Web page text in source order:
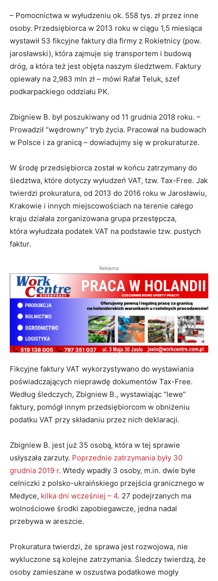
– Pomocnictwa w wyłudzeniu ok. 558 tys. zł przez inne
osoby. Przedsiębiorca w 2013 roku w ciągu 1,5 miesiąca
wystawił 53 fikcyjne faktury dla firmy z Rokietnicy (pow.
jarosławski), która zajmuje się transportem i budową
dróg, a która też jest objęta naszym śledztwem. Faktury
opiewały na 2,983 mln zł – mówi Rafał Teluk, szef
podkarpackiego oddziału PK.
Zbigniew B. był poszukiwany od 11 grudnia 2018 roku. –
Prowadził “wędrowny” tryb życia. Pracował na budowach
w Polsce i za granicą – dowiadujmy się w prokuraturze.
W środę przedsiębiorca został w końcu zatrzymany do
śledztwa, które dotyczy wyłudzeń VAT, tzw. Tax-Free. Jak
twierdzi prokuratura, od 2013 do 2016 roku w Jarosławiu,
Krakowie i innych miejscowościach na terenie całego
kraju działała zorganizowana grupa przestępcza,
która wyłudzała podatek VAT na podstawie tzw. pustych
faktur.
Reklama
Fikcyjne faktury VAT wykorzystywano do wystawiania
poświadczających nieprawdę dokumentów Tax-Free.
Według śledczych, Zbigniew B., wystawiając “lewe”
faktury, pomógł innym przedsiębiorcom w obniżeniu
podatku VAT przy składaniu przez nich deklaracji.
Zbigniew B. jest już 35 osobą, która w tej sprawie
usłyszała zarzuty. Poprzednie zatrzymania były 30
grudnia 2019 r. Wtedy wpadły 3 osoby, m.in. dwie byłe
celniczki z polsko-ukraińskiego przejścia granicznego w
Medyce, kilka dni wcześniej – 4. 27 podejrzanych ma
wolnościowe środki zapobiegawcze, jedna nadal
przebywa w areszcie.
Prokuratura twierdzi, że sprawa jest rozwojowa, nie
wykluczone są kolejne zatrzymania. Śledczy twierdzą, że
osoby zamieszane w oszustwa podatkowe mogły